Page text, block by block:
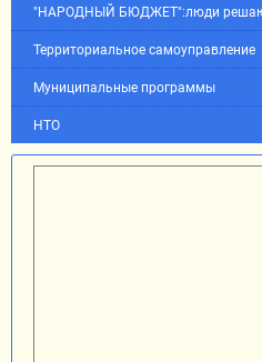
"НАРОДНЫЙ БЮДЖЕТ":люди
Территориальное самоуправление
Муниципальные программы
НТО